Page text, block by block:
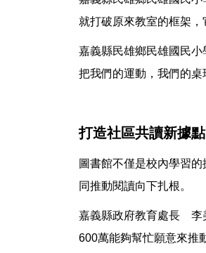
就打破原來教室的框架
嘉義縣民雄鄉民雄國民
把我們的運動，我們的
打造社區共讀新據點
圖書館不僅是校內學習
同推動閱讀向下扎根。
嘉義縣政府教育處長 李
600萬能夠幫忙願意來推